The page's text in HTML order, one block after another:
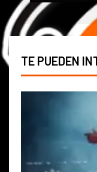
TE PUEDEN